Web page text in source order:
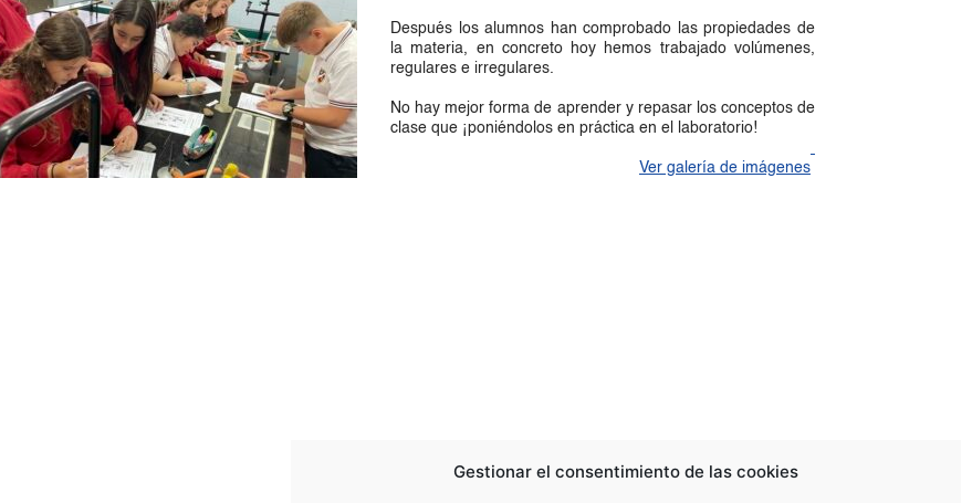
Gestionar el consentimiento de las cookies
Después los alumnos han comprobado las propiedades de
la materia, en concreto hoy hemos trabajado volúmenes,
regulares e irregulares.
No hay mejor forma de aprender y repasar los conceptos de
clase que ¡poniéndolos en práctica en el laboratorio!
Ver galería de imágenes